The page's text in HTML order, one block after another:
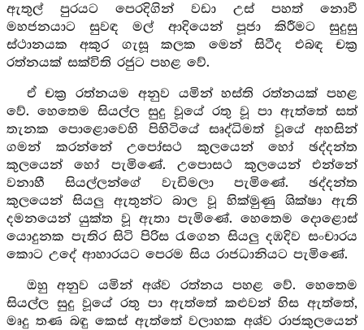
ඇතුල් පුරයට පෙරදිගින් වඩා උස් පහත් නොවී
මහජනයාට සුවඳ මල් ආදියෙන් පූජා කිරීමට සුදුසු
ස්ථානයක අකුර ගැසූ කලක මෙන් සිටීද එබඳ චක්‍ර
රත්නයක් සක්විති රජුට පහළ වේ.
ඒ චක්‍ර රත්නයම අනුව යමින් හස්ති රත්නයක් පහළ
වේ. හෙතෙම සියල්ල සුදු වූයේ රතු වූ පා ඇත්තේ සත්
තැනක පොළොවෙහි පිහිටියේ සෘද්ධිමත් වූයේ අහසින්
ගමන් කරන්නේ උපෝසථ කුලයෙන් හෝ ඡද්දන්ත
කුලයෙන් හෝ පැමිණේ. උපොසථ කුලයෙන් එන්නේ
වනාහී සියල්ලන්ගේ වැඩිමලා පැමිණේ. ඡද්දන්ත
කුලයෙන් සියලු ඇතුන්ට බාල වූ හික්මුණු ශික්ෂා ඇති
දමනයෙන් යුක්ත වූ ඇතා පැමිණේ. හෙතෙම දොළොස්
යොදුනක පැතිර සිටි පිරිස රැගෙන සියලු දඹදිව සංචාරය
කොට උදේ ආහාරයට පෙරම සිය රාජධානියට පැමිණේ.
ඔහු අනුව යමින් අශ්ව රත්නය පහළ වේ. හෙතෙම
සියල්ල සුදු වූයේ රතු පා ඇත්තේ කළුවන් හිස ඇත්තේ,
මෘදු තණ බඳු කෙස් ඇත්තේ වලාහක අශ්ව රාජකුලයෙන්